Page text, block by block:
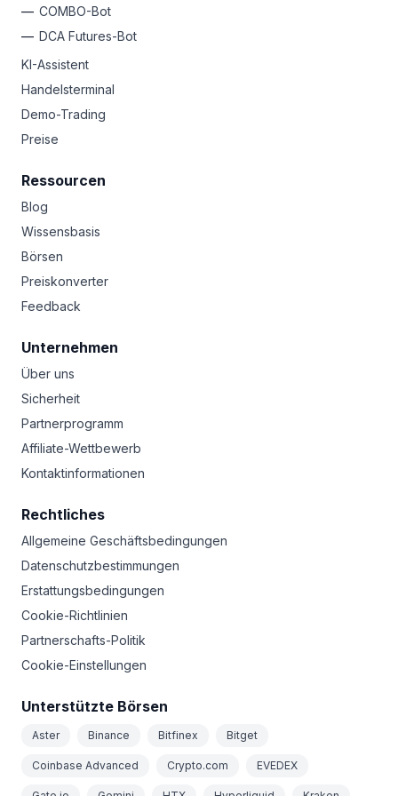
COMBO-Bot
DCA Futures-Bot
KI-Assistent
Handelsterminal
Demo-Trading
Preise
Ressourcen
Blog
Wissensbasis
Börsen
Preiskonverter
Feedback
Unternehmen
Über uns
Sicherheit
Partnerprogramm
Affiliate-Wettbewerb
Kontaktinformationen
Rechtliches
Allgemeine Geschäftsbedingungen
Datenschutzbestimmungen
Erstattungsbedingungen
Cookie-Richtlinien
Partnerschafts-Politik
Cookie-Einstellungen
Unterstützte Börsen
Aster Binance Bitfinex Bitget
Coinbase Advanced Crypto.com EVEDEX